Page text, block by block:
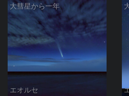
大彗星から一年
エオルセ